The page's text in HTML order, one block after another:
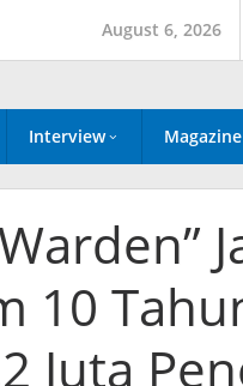
August 6, 2026
Interview
10
Juta